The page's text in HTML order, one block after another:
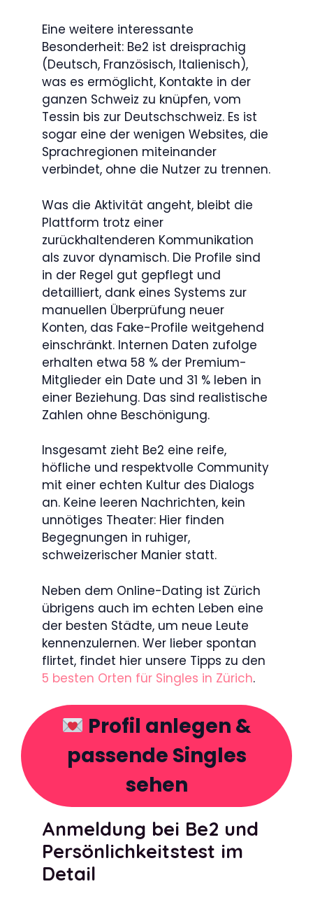
Eine weitere interessante
Besonderheit: Be2 ist dreisprachig
(Deutsch, Französisch, Italienisch),
was es ermöglicht, Kontakte in der
ganzen Schweiz zu knüpfen, vom
Tessin bis zur Deutschschweiz. Es ist
sogar eine der wenigen Websites, die
Sprachregionen miteinander
verbindet, ohne die Nutzer zu trennen.
Was die Aktivität angeht, bleibt die
Plattform trotz einer
zurückhaltenderen Kommunikation
als zuvor dynamisch. Die Profile sind
in der Regel gut gepflegt und
detailliert, dank eines Systems zur
manuellen Überprüfung neuer
Konten, das Fake-Profile weitgehend
einschränkt. Internen Daten zufolge
erhalten etwa 58 % der Premium-
Mitglieder ein Date und 31 % leben in
einer Beziehung. Das sind realistische
Zahlen ohne Beschönigung.
Insgesamt zieht Be2 eine reife,
höfliche und respektvolle Community
mit einer echten Kultur des Dialogs
an. Keine leeren Nachrichten, kein
unnötiges Theater: Hier finden
Begegnungen in ruhiger,
schweizerischer Manier statt.
Neben dem Online-Dating ist Zürich
übrigens auch im echten Leben eine
der besten Städte, um neue Leute
kennenzulernen. Wer lieber spontan
flirtet, findet hier unsere Tipps zu den
5 besten Orten für Singles in Zürich.
Profil anlegen &
passende Singles
sehen
Anmeldung bei Be2 und
Persönlichkeitstest im
Detail